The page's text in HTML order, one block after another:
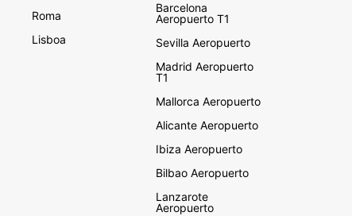
Roma
Lisboa
Barcelona
Aeropuerto T1
Sevilla Aeropuerto
Madrid Aeropuerto
T1
Mallorca Aeropuerto
Alicante Aeropuerto
Ibiza Aeropuerto
Bilbao Aeropuerto
Lanzarote
Aeropuerto